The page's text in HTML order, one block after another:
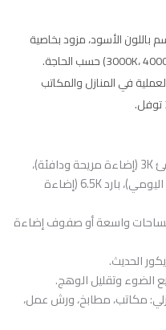
مسطرة أنيق وعصري بطول 120 سم باللون الأسود، مزود بخاصية
3CCT لتبديل درجات حرارة اللون (3000K، 4000K، 6500K) حسب الحاجة.
في المنازل والمكاتب
قابل للتغيير (3CCT): دافئ 3K (إضاءة مريحة ودافئة)،
محايد 4K (إضاءة متوازنة للعمل اليومي)، بارد 6.5K (إضاءة
مساحات واسعة أو صفوف إضاءة
الحديث.
الضوء وتقليل الوهج.
مكاتب، مطابخ، ورش عمل،